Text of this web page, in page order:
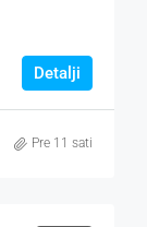
Detalji
Pre 11 sati